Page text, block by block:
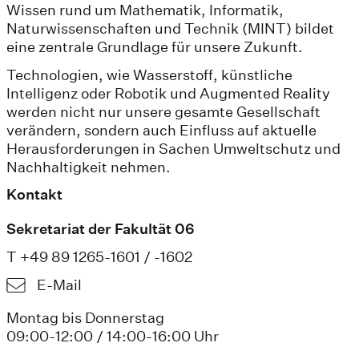
Wissen rund um Mathematik, Informatik,
Naturwissenschaften und Technik (MINT) bildet
eine zentrale Grundlage für unsere Zukunft.
Technologien, wie Wasserstoff, künstliche
Intelligenz oder Robotik und Augmented Reality
werden nicht nur unsere gesamte Gesellschaft
verändern, sondern auch Einfluss auf aktuelle
Herausforderungen in Sachen Umweltschutz und
Nachhaltigkeit nehmen.
Kontakt
Sekretariat der Fakultät 06
T +49 89 1265-1601 / -1602
E-Mail
Montag bis Donnerstag
09:00-12:00 / 14:00-16:00 Uhr